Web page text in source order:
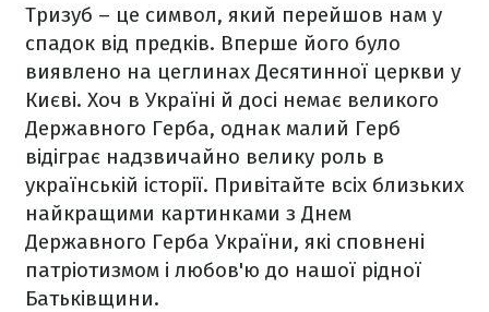
Тризуб – це символ, який перейшов нам у
спадок від предків. Вперше його було
виявлено на цеглинах Десятинної церкви у
Києві. Хоч в Україні й досі немає великого
Державного Герба, однак малий Герб
відіграє надзвичайно велику роль в
українській історії. Привітайте всіх близьких
найкращими картинками з Днем
Державного Герба України, які сповнені
патріотизмом і любов'ю до нашої рідної
Батьківщини.